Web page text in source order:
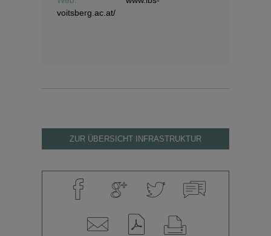
voitsberg.ac.at/
ZUR ÜBERSICHT INFRASTRUKTUR